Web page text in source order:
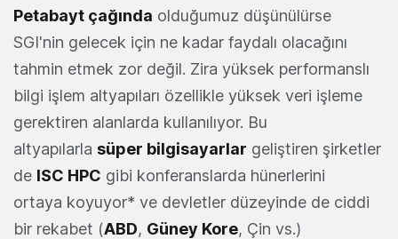
Petabayt çağında olduğumuz düşünülürse
SGI'nin gelecek için ne kadar faydalı olacağını
tahmin etmek zor değil. Zira yüksek performanslı
bilgi işlem altyapıları özellikle yüksek veri işleme
gerektiren alanlarda kullanılıyor. Bu
altyapılarla süper bilgisayarlar geliştiren şirketler
de ISC HPC gibi konferanslarda hünerlerini
ortaya koyuyor* ve devletler düzeyinde de ciddi
bir rekabet (ABD, Güney Kore, Çin vs.)